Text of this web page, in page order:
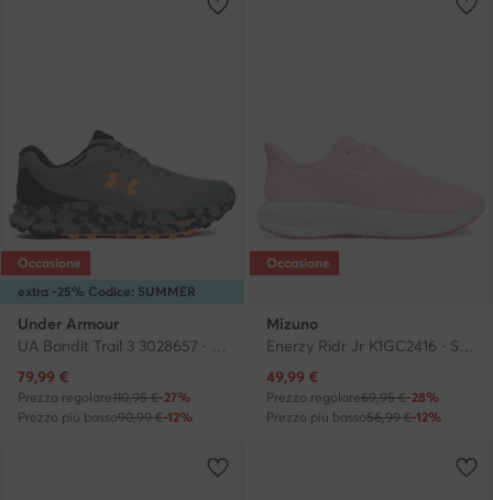
extra -25% Codice: SUMMER
Occasione
Under Armour
Prezzo attuale
79,99 €
Prezzo regolare110,95 €-27%
Prezzo più basso90,99 €-12%
Occasione
Mizuno
Prezzo attuale
49,99 €
Prezzo regolare69,95 €-28%
Prezzo più basso56,99 €-12%